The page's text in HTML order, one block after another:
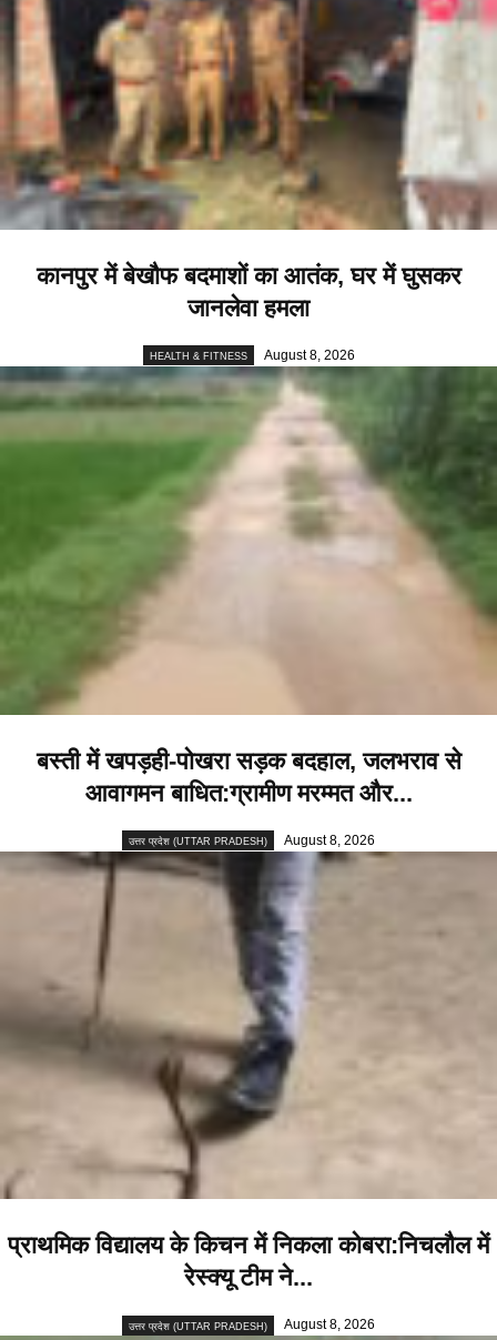
कानपुर में बेखौफ बदमाशों का आतंक, घर में घुसकर
जानलेवा हमला
HEALTH & FITNESS August 8, 2026
बस्ती में खपड़ही-पोखरा सड़क बदहाल, जलभराव से
आवागमन बाधित:ग्रामीण मरम्मत और...
उत्तर प्रदेश (UTTAR PRADESH) August 8, 2026
प्राथमिक विद्यालय के किचन में निकला कोबरा:निचलौल में
रेस्क्यू टीम ने...
उत्तर प्रदेश (UTTAR PRADESH) August 8, 2026